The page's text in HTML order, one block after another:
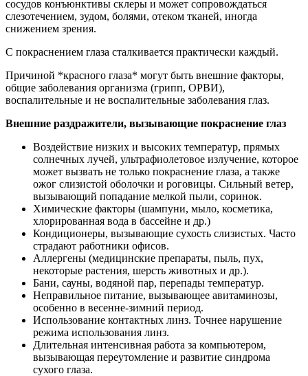
сосудов конъюнктивы склеры и может сопровождаться
слезотечением, зудом, болями, отеком тканей, иногда
снижением зрения.
С покраснением глаза сталкивается практически каждый.
Причиной *красного глаза* могут быть внешние факторы,
общие заболевания организма (грипп, ОРВИ),
воспалительные и не воспалительные заболевания глаз.
Внешние раздражители, вызывающие покраснение глаз
Воздействие низких и высоких температур, прямых
солнечных лучей, ультрафиолетовое излучение, которое
может вызвать не только покраснение глаза, а также
ожог слизистой оболочки и роговицы. Сильный ветер,
вызывающий попадание мелкой пыли, соринок.
Химические факторы (шампуни, мыло, косметика,
хлорированная вода в бассейне и др.)
Кондиционеры, вызывающие сухость слизистых. Часто
страдают работники офисов.
Аллергены (медицинские препараты, пыль, пух,
некоторые растения, шерсть животных и др.).
Бани, сауны, водяной пар, перепады температур.
Неправильное питание, вызывающее авитаминозы,
особенно в весенне-зимний период.
Использование контактных линз. Точнее нарушение
режима использования линз.
Длительная интенсивная работа за компьютером,
вызывающая переутомление и развитие синдрома
сухого глаза.